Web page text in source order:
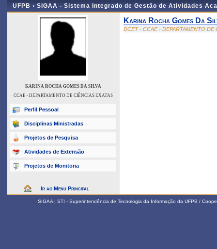
UFPB › SIGAA - Sistema Integrado de Gestão de Atividades
KARINA ROCHA GOMES DA SILVA
CCAE - DEPARTAMENTO DE CIÊNCIAS EXATAS
Perfil Pessoal
Disciplinas Ministradas
Projetos de Pesquisa
Atividades de Extensão
Projetos de Monitoria
Ir ao Menu Principal
Karina Rocha Gomes Da
DCET - CCAE - DEPARTAMENTO DE
SIGAA | STI - Superintendência de Tecnologia da Informação da UFPB /